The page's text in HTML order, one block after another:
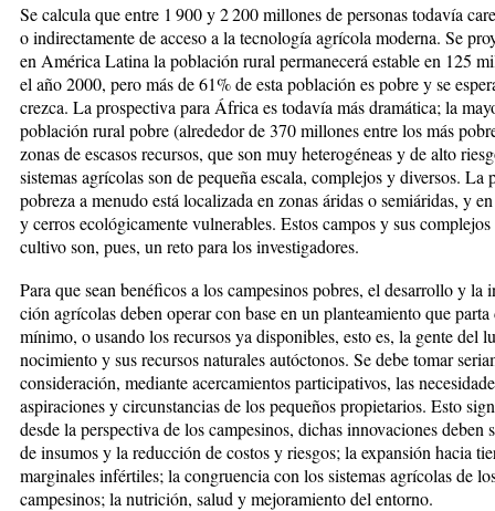
Se calcula que entre 1 900 y 2 200 mi­llo­nes de personas todavía
o indirectamente de acceso a la tecnología agrícola moderna. Se
en América Latina la po­bla­ción rural permanecerá estable en 125
el año 2000, pero más de 61% de esta población es po­bre y se
crezca. La pros­pec­ti­va para África es todavía más dra­mática; la
población ru­ral pobre (alrededor de 370 millones en­tre los más
zonas de escasos recursos, que son muy heterogéneas y de alto
sistemas agrícolas son de pequeña escala, com­plejos y di­ver­sos. La
pobreza a me­nudo ­está localizada en zonas áridas o se­mi­ári­das, y
y ce­rros eco­ló­gi­camente vulnerables. Estos campos y sus complejos
cultivo son, pues, un reto para los investigadores.
Para que sean benéficos a los cam­pe­si­nos pobres, el desarrollo y la
ción agrícolas deben operar con base en un planteamiento que par­ta
mínimo, o usando los recursos ya disponibles, esto es, la gente del
no­ci­miento y sus recursos natura­les autóctonos. Se debe tomar
consideración, me­dian­te acer­ca­mien­tos participativos, las
aspiraciones y circunstancias de los pequeños propietarios. Esto
desde la perspectiva de los campesinos, dichas innovaciones deben
de insumos y la re­ducción de costos y ries­gos; la ex­pan­sión hacia
marginales infértiles; la congruencia con los sistemas agrícolas de
campesinos; la nutrición, salud y mejoramiento del entorno.